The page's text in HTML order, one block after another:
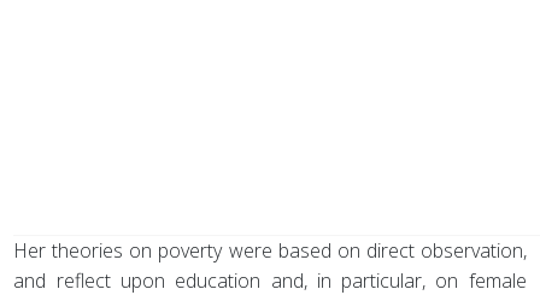
Her theories on poverty were based on direct observation,
and reflect upon education and, in particular, on female